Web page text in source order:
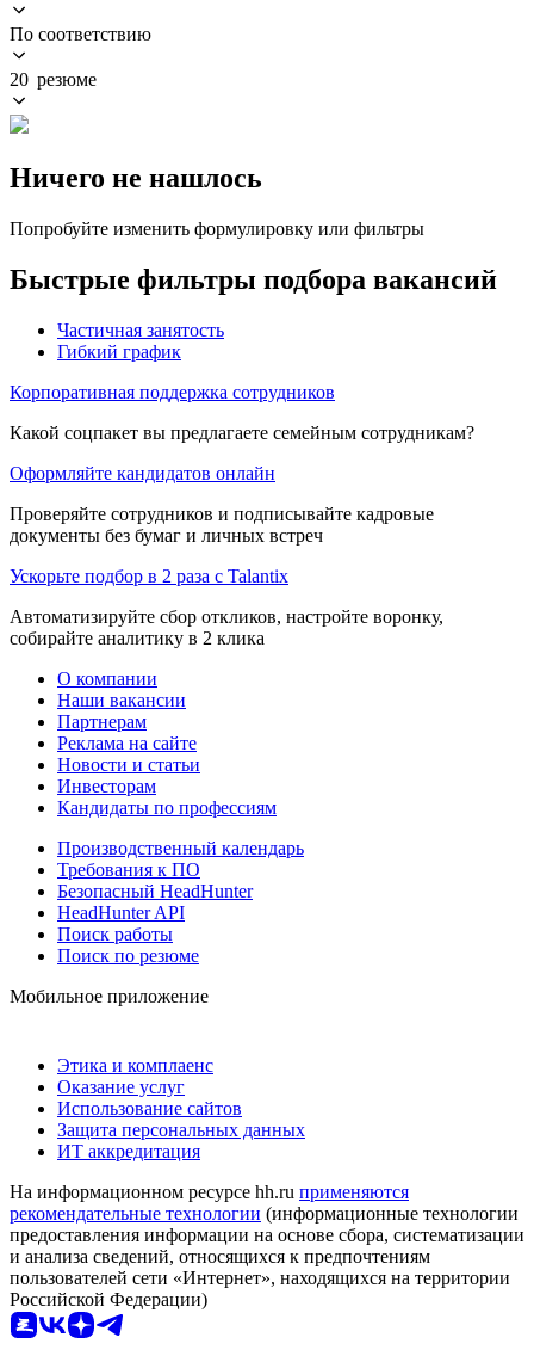
По соответствию
20 резюме
Ничего не нашлось
Попробуйте изменить формулировку или фильтры
Быстрые фильтры подбора вакансий
Частичная занятость
Гибкий график
Корпоративная поддержка сотрудников
Какой соцпакет вы предлагаете семейным сотрудникам?
Оформляйте кандидатов онлайн
Проверяйте сотрудников и подписывайте кадровые
документы без бумаг и личных встреч
Ускорьте подбор в 2 раза с Talantix
Автоматизируйте сбор откликов, настройте воронку,
собирайте аналитику в 2 клика
О компании
Наши вакансии
Партнерам
Реклама на сайте
Новости и статьи
Инвесторам
Кандидаты по профессиям
Производственный календарь
Требования к ПО
Безопасный HeadHunter
HeadHunter API
Поиск работы
Поиск по резюме
Мобильное приложение
Этика и комплаенс
Оказание услуг
Использование сайтов
Защита персональных данных
ИТ аккредитация
На информационном ресурсе hh.ru применяются
рекомендательные технологии (информационные технологии
предоставления информации на основе сбора, систематизации
и анализа сведений, относящихся к предпочтениям
пользователей сети «Интернет», находящихся на территории
Российской Федерации)